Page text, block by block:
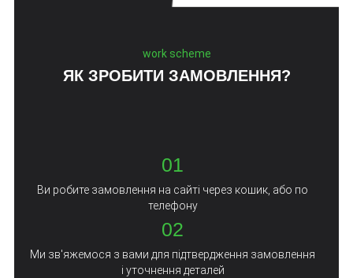
work scheme
ЯК ЗРОБИТИ ЗАМОВЛЕННЯ?
01
Ви робите замовлення на сайті через кошик, або по
телефону
02
Ми зв'яжемося з вами для підтвердження замовлення
і уточнення деталей